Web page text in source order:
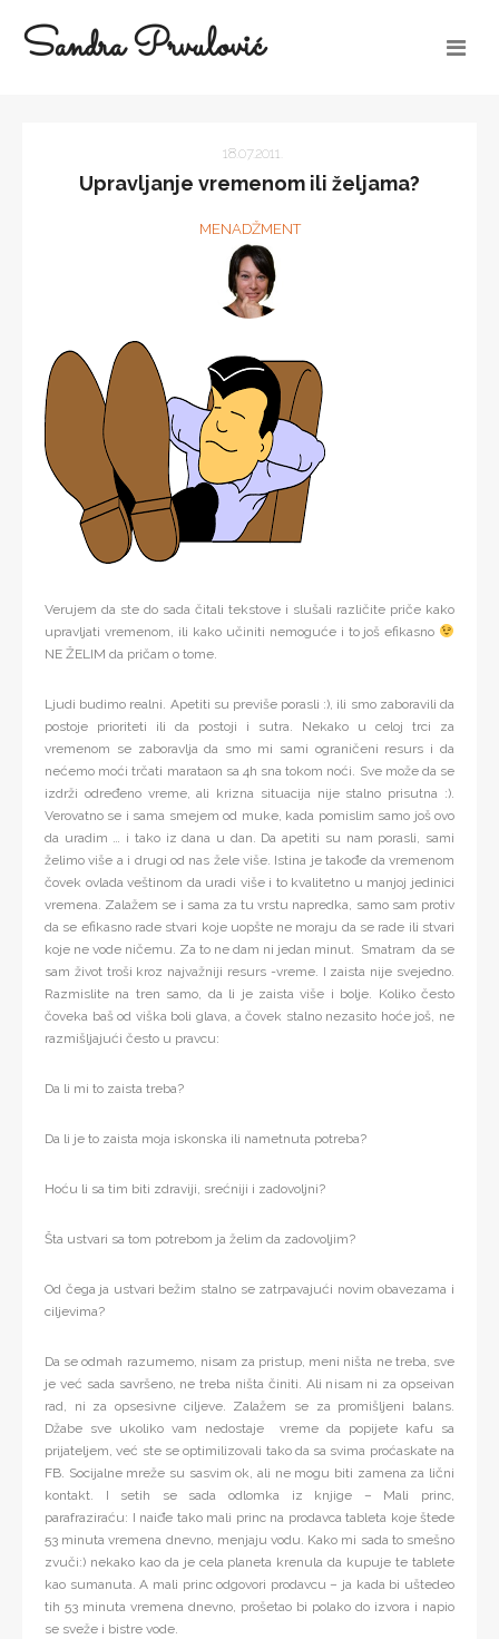
Sandra Prvulović
18.07.2011.
Upravljanje vremenom ili željama?
MENADŽMENT
Verujem da ste do sada čitali tekstove i slušali različite priče kako
upravljati vremenom, ili kako učiniti nemoguće i to još efikasno
NE ŽELIM da pričam o tome.
Ljudi budimo realni. Apetiti su previše porasli :), ili smo zaboravili da
postoje prioriteti ili da postoji i sutra. Nekako u celoj trci za
vremenom se zaboravlja da smo mi sami ograničeni resurs i da
nećemo moći trčati marataon sa 4h sna tokom noći. Sve može da se
izdrži određeno vreme, ali krizna situacija nije stalno prisutna :).
Verovatno se i sama smejem od muke, kada pomislim samo još ovo
da uradim … i tako iz dana u dan. Da apetiti su nam porasli, sami
želimo više a i drugi od nas žele više. Istina je takođe da vremenom
čovek ovlada veštinom da uradi više i to kvalitetno u manjoj jedinici
vremena. Zalažem se i sama za tu vrstu napredka, samo sam protiv
da se efikasno rade stvari koje uopšte ne moraju da se rade ili stvari
koje ne vode ničemu. Za to ne dam ni jedan minut. Smatram da se
sam život troši kroz najvažniji resurs -vreme. I zaista nije svejedno.
Razmislite na tren samo, da li je zaista više i bolje. Koliko često
čoveka baš od viška boli glava, a čovek stalno nezasito hoće još, ne
razmišljajući često u pravcu:
Da li mi to zaista treba?
Da li je to zaista moja iskonska ili nametnuta potreba?
Hoću li sa tim biti zdraviji, srećniji i zadovoljni?
Šta ustvari sa tom potrebom ja želim da zadovoljim?
Od čega ja ustvari bežim stalno se zatrpavajući novim obavezama i
ciljevima?
Da se odmah razumemo, nisam za pristup, meni ništa ne treba, sve
je već sada savršeno, ne treba ništa činiti. Ali nisam ni za opseivan
rad, ni za opsesivne ciljeve. Zalažem se za promišljeni balans.
Džabe sve ukoliko vam nedostaje vreme da popijete kafu sa
prijateljem, već ste se optimilizovali tako da sa svima proćaskate na
FB. Socijalne mreže su sasvim ok, ali ne mogu biti zamena za lični
kontakt. I setih se sada odlomka iz knjige – Mali princ,
parafraziraću: I naiđe tako mali princ na prodavca tableta koje štede
53 minuta vremena dnevno, menjaju vodu. Kako mi sada to smešno
zvuči:) nekako kao da je cela planeta krenula da kupuje te tablete
kao sumanuta. A mali princ odgovori prodavcu – ja kada bi uštedeo
tih 53 minuta vremena dnevno, prošetao bi polako do izvora i napio
se sveže i bistre vode.